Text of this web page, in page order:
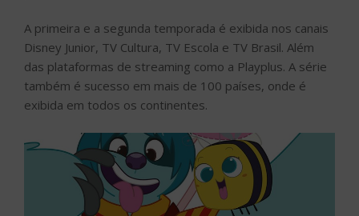
A primeira e a segunda temporada é exibida nos canais
Disney Junior, TV Cultura, TV Escola e TV Brasil. Além
das plataformas de streaming como a Playplus. A série
também é sucesso em mais de 100 países, onde é
exibida em todos os continentes.